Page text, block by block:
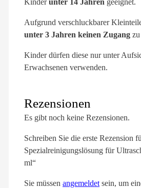
Kinderunter 14 Jahren geeignet.
Aufgrund verschluckbarer
unter 3 Jahren keinen Zugang
Kinder dürfen diese nur unter
Erwachsenen verwenden.
Rezensionen
Es gibt noch keine Rezensionen.
Schreiben Sie die erste Rezension
Spezialreinigungslösung für
ml“
Sie müssen angemeldet sein, um